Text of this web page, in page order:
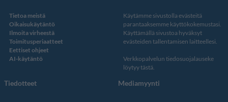
Tietoa meistä
Oikaisukäytäntö
Ilmoita virheestä
Toimitusperiaatteet
Eettiset ohjeet
AI-käytäntö
Käytämme sivustolla evästeitä
parantaaksemme käyttökokemustasi.
Käyttämällä sivustoa hyväksyt
evästeiden tallentamisen laitteellesi.
Verkkopalvelun tiedosuojalauseke
löytyy tästä.
Tiedotteet Mediamyynti